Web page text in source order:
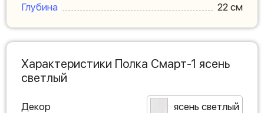
Глубина
22 см
Характеристики Полка Смарт-1 ясень
светлый
Декор ясень светлый